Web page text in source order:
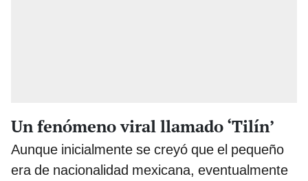
Un fenómeno viral llamado ‘Tilín’
Aunque inicialmente se creyó que el pequeño
era de nacionalidad mexicana, eventualmente